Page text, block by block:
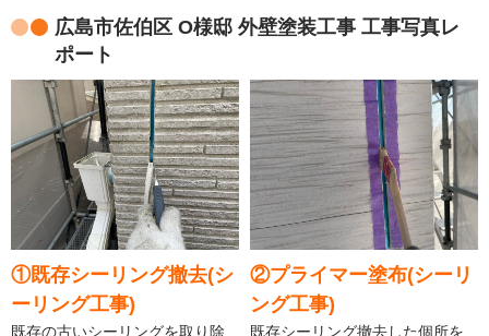
広島市佐伯区 O様邸 外壁塗装工事 工事写真レ
ポート
①既存シーリング撤去(シ
ーリング工事)
既存の古いシーリングを取り除
②プライマー塗布(シーリ
ング工事)
既存シーリング撤去した個所を